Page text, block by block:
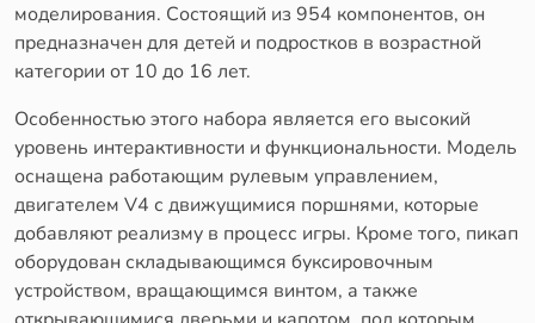
моделирования. Состоящий из 954 компонентов, он
предназначен для детей и подростков в возрастной
категории от 10 до 16 лет.
Особенностью этого набора является его высокий
уровень интерактивности и функциональности. Модель
оснащена работающим рулевым управлением,
двигателем V4 с движущимися поршнями, которые
добавляют реализму в процесс игры. Кроме того, пикап
оборудован складывающимся буксировочным
устройством, вращающимся винтом, а также